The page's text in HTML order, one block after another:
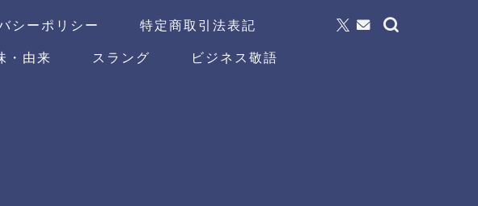
シーポリシー
特定商取引法表記
・由来 スラング
ビジネス敬語